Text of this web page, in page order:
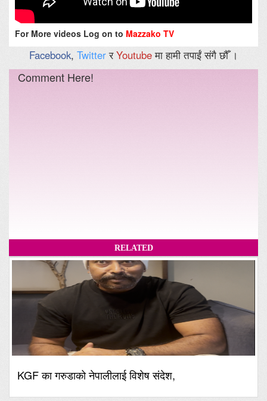
For More videos Log on to Mazzako TV
Facebook, TwitterरYoutubeमा हामी तपाईं संगै छौँ ।
Comment Here!
RELATED
KGF का गरुडाको नेपालीलाई विशेष संदेश,